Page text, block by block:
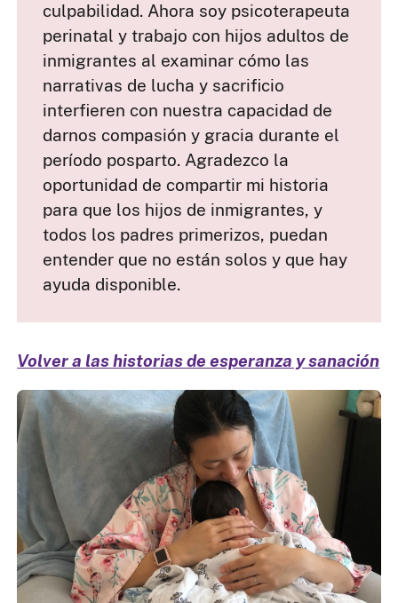
culpabilidad. Ahora soy psicoterapeuta
perinatal y trabajo con hijos adultos de
inmigrantes al examinar cómo las
narrativas de lucha y sacrificio
interfieren con nuestra capacidad de
darnos compasión y gracia durante el
período posparto. Agradezco la
oportunidad de compartir mi historia
para que los hijos de inmigrantes, y
todos los padres primerizos, puedan
entender que no están solos y que hay
ayuda disponible.
Volver a las historias de esperanza y sanación